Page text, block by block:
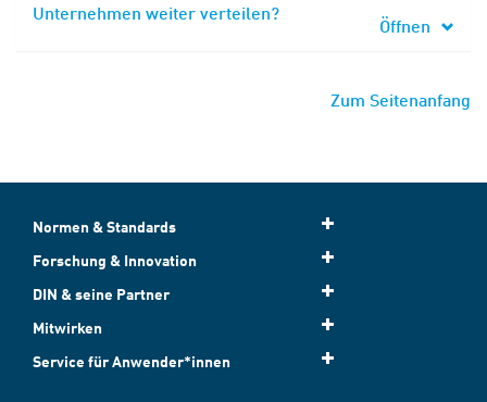
Unternehmen weiter verteilen?
Öffnen
Zum Seitenanfang
Normen & Standards
Forschung & Innovation
DIN & seine Partner
Mitwirken
Service für Anwender*innen